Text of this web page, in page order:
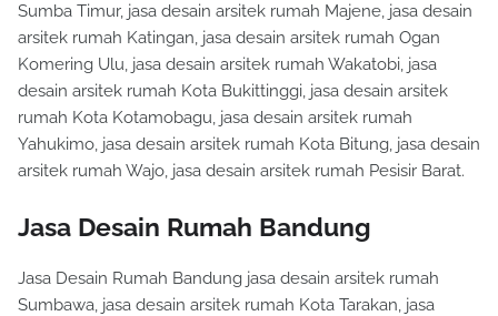
Sumba Timur, jasa desain arsitek rumah Majene, jasa desain
arsitek rumah Katingan, jasa desain arsitek rumah Ogan
Komering Ulu, jasa desain arsitek rumah Wakatobi, jasa
desain arsitek rumah Kota Bukittinggi, jasa desain arsitek
rumah Kota Kotamobagu, jasa desain arsitek rumah
Yahukimo, jasa desain arsitek rumah Kota Bitung, jasa desain
arsitek rumah Wajo, jasa desain arsitek rumah Pesisir Barat.
Jasa Desain Rumah Bandung
Jasa Desain Rumah Bandung jasa desain arsitek rumah
Sumbawa, jasa desain arsitek rumah Kota Tarakan, jasa